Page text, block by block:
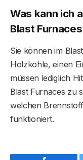
Was kann ich
Blast
Sie können im
Holzkohle, einen
müssen lediglich
Blast Furnaces zu
welchen
funktioniert.